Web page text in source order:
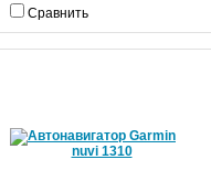
Сравнить